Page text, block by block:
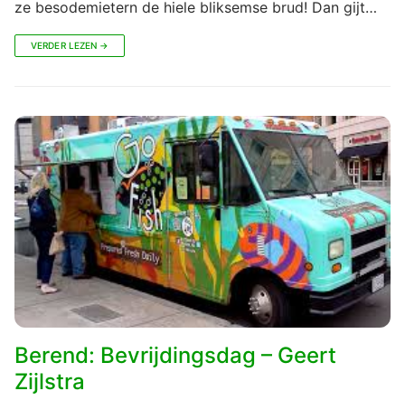
ze besodemietern de hiele bliksemse brud! Dan gijt…
VERDER LEZEN →
Berend: Bevrijdingsdag – Geert
Zijlstra